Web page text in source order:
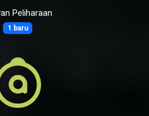
Peliharaan
1 baru